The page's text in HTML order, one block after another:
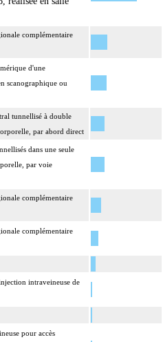
[shunt] incluent la pose d'une dérivation
numérisation ou la radioscopie de longue
de radiologie vasculaire
complémentaire
d'une
scanographique ou
tunnellisé à double
par abord direct
dans une seule
par voie
complémentaire
complémentaire
intraveineuse de
pour accès